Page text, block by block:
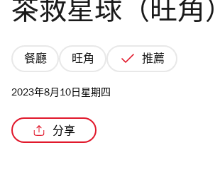
茶救星球（旺角）
餐廳 旺角 推薦
2023年8月10日星期四
分享